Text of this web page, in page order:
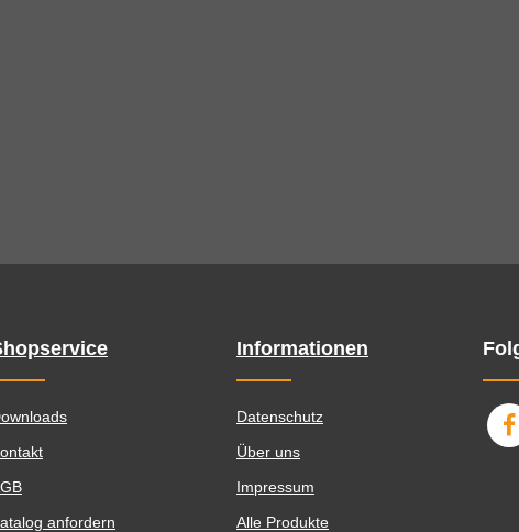
anfordern
Informationen
Datenschutz
Über uns
Impressum
Alle Produkte